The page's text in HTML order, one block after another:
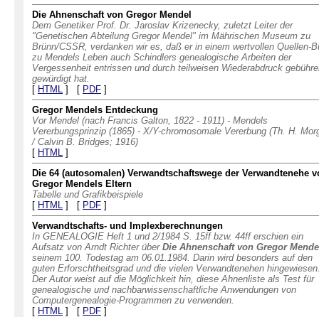
Die Ahnenschaft von Gregor Mendel
Dem Genetiker Prof. Dr. Jaroslav Krizenecky, zuletzt Leiter der
"Genetischen Abteilung Gregor Mendel" im Mährischen Museum zu
Brünn/CSSR, verdanken wir es, daß er in einem wertvollen Quellen-
zu Mendels Leben auch Schindlers genealogische Arbeiten der
Vergessenheit entrissen und durch teilweisen Wiederabdruck
gewürdigt hat.
[ HTML ] [ PDF ]
Gregor Mendels Entdeckung
Vor Mendel (nach Francis Galton, 1822 - 1911) - Mendels
Vererbungsprinzip (1865) - X/Y-chromosomale Vererbung (Th. H.
/ Calvin B. Bridges; 1916)
[ HTML ]
Die 64 (autosomalen) Verwandtschaftswege der Verwandtenehe
Gregor Mendels Eltern
Tabelle und Grafikbeispiele
[ HTML ] [ PDF ]
Verwandtschafts- und Implexberechnungen
In GENEALOGIE Heft 1 und 2/1984 S. 15ff bzw. 44ff erschien ein
Aufsatz von Arndt Richter über Die Ahnenschaft von Gregor
seinem 100. Todestag am 06.01.1984. Darin wird besonders auf den
guten Erforschtheitsgrad und die vielen Verwandtenehen
Der Autor weist auf die Möglichkeit hin, diese Ahnenliste als Test für
genealogische und nachbarwissenschaftliche Anwendungen von
Computergenealogie-Programmen zu verwenden.
[ HTML ] [ PDF ]